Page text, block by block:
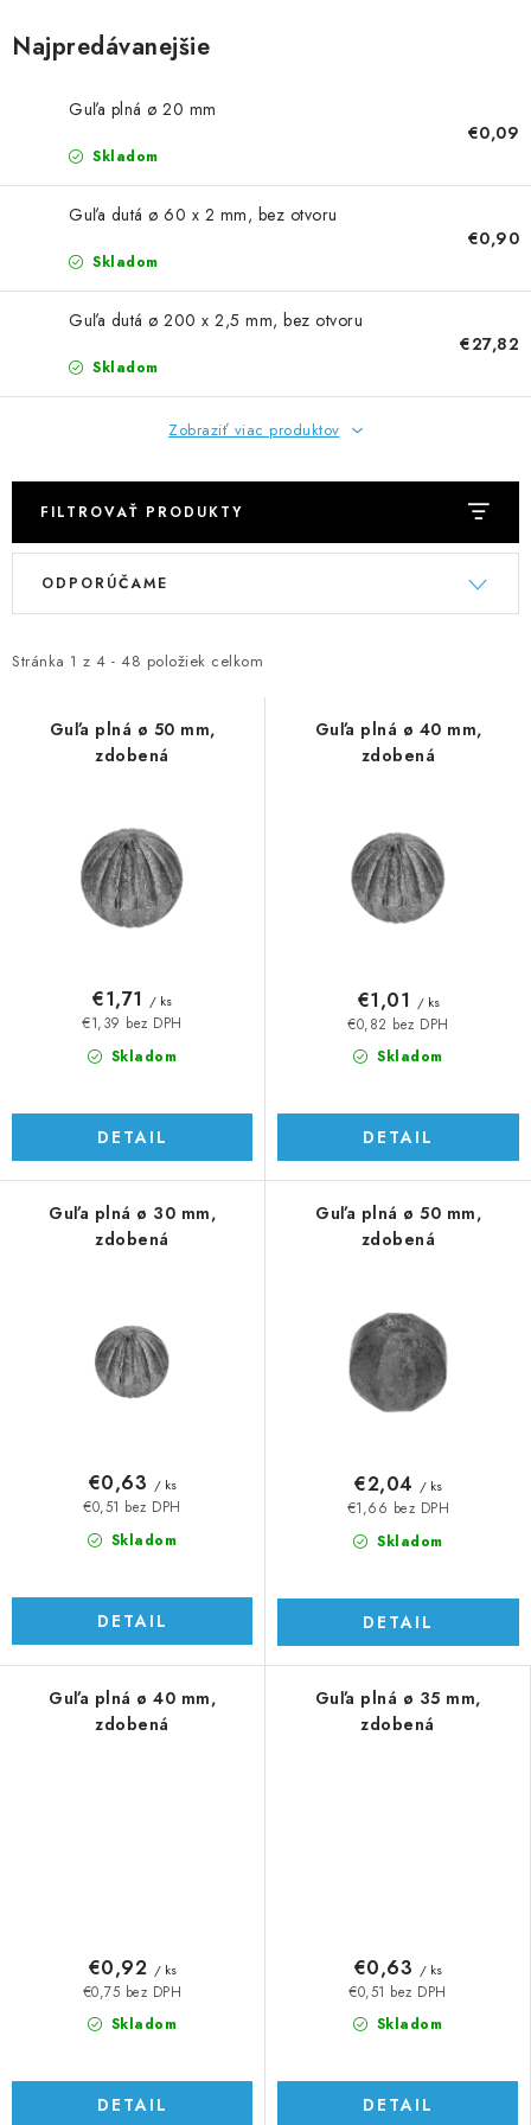
SPOJOVACÍ MATERIÁL
ZÁBRADLIA A MADLÁ
Ako nakupovať
Doprava a platba
Zadanie reklamácie alebo vrátenia tovaru
Podmienky ochrany osobných údajov
Najpredávanejšie
Guľa plná ø 20 mm
Skladom
€0,09
Guľa dutá ø 60 x 2 mm, bez otvoru
Skladom
€0,90
Guľa dutá ø 200 x 2,5 mm, bez otvoru
Skladom
€27,82
Zobraziť viac produktov
FILTROVAŤ PRODUKTY
V
i
Stránka 1 z 4 - 48 položiek celkom
R
e
ODPORÚČAME
Guľa plná ø 50 mm,
zdobená
Skladom
€1,39 bez DPH
€1,71 / ks
DETAIL
Guľa plná ø 40 mm,
zdobená
Skladom
€0,82 bez DPH
€1,01 / ks
DETAIL
Guľa plná ø 30 mm,
zdobená
Skladom
€0,51 bez DPH
€0,63 / ks
DETAIL
Guľa plná ø 50 mm,
zdobená
Skladom
€1,66 bez DPH
€2,04 / ks
DETAIL
Guľa plná ø 40 mm,
zdobená
Skladom
€0,75 bez DPH
€0,92 / ks
DETAIL
Guľa plná ø 35 mm,
zdobená
Skladom
€0,51 bez DPH
€0,63 / ks
DETAIL